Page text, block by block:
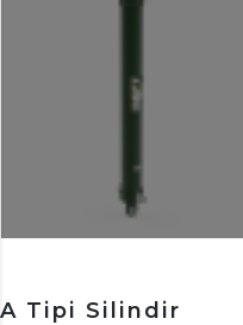
A Tipi Silindir